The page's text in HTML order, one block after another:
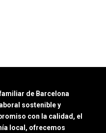
de Barcelona
sostenible y
con la calidad, el
local, ofrecemos